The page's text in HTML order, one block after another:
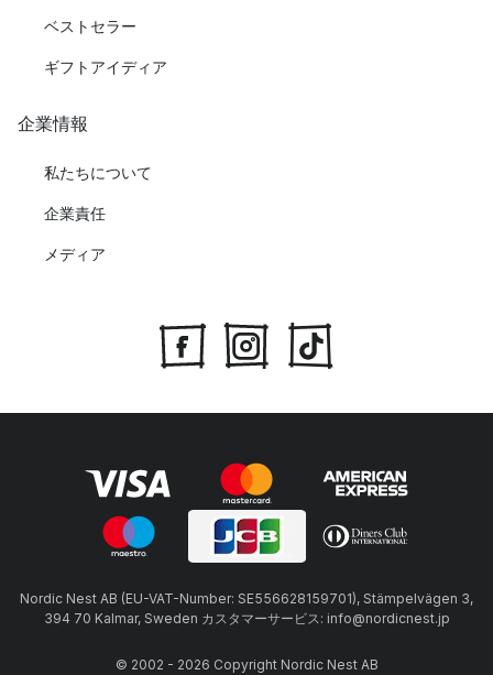
ベストセラー
ギフトアイディア
企業情報
私たちについて
企業責任
メディア
Nordic Nest AB (EU-VAT-Number: SE556628159701), Stämpelvägen 3,
394 70 Kalmar, Sweden カスタマーサービス: info@nordicnest.jp
© 2002 - 2026 Copyright Nordic Nest AB